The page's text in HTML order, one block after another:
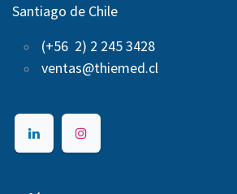
Santiago de Chile
(+56 2) 2 245 3428
ventas@thiemed.cl